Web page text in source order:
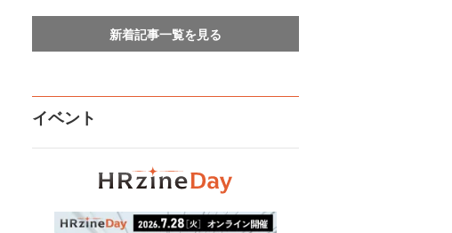
新着記事一覧を見る
イベント